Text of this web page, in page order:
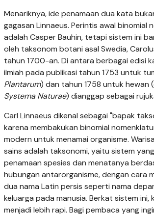
Menariknya, ide penamaan dua kata
gagasan Linnaeus. Perintis awal binomial
adalah Casper Bauhin, tetapi sistem ini
oleh taksonom botani asal Swedia,
tahun 1700-an. Di antara berbagai edisi
ilmiah pada publikasi tahun 1753 untuk
Plantarum) dan tahun 1758 untuk hewan
Systema Naturae) dianggap sebagai
Carl Linnaeus dikenal sebagai "bapak
karena membakukan binomial
modern untuk menamai organisme.
sains adalah taksonomi, yaitu sistem
penamaan spesies dan menatanya
hubungan antarorganisme, dengan cara
dua nama Latin persis seperti nama
keluarga pada manusia. Berkat sistem ini,
menjadi lebih rapi. Bagi pembaca yang